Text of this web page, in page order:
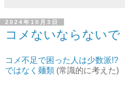
2024年10月3日
コメないならないで
コメ不足で困った人は少数派
ではなく麺類 (常識的に考えた)